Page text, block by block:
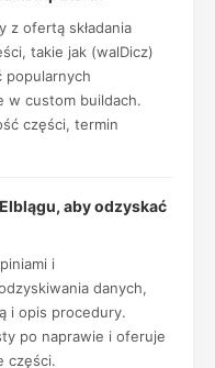
z ofertą składania
takie jak (walDicz)
popularnych
w custom buildach.
części, termin
aby odzyskać
i
danych,
i opis procedury.
po naprawie i oferuje
części.